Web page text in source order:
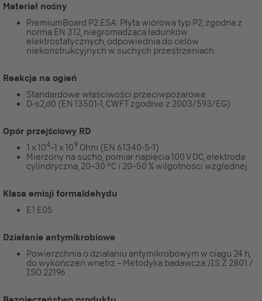
Materiał nośny
PremiumBoard P2 ESA: Płyta wiórowa typ P2, zgodna z
normą EN 312, niegromadząca ładunków
elektrostatycznych, odpowiednia do celów
niekonstrukcyjnych w suchych przestrzeniach.
Reakcja na ogień
Standardowe właściwości przeciwpożarowe
D-s2,d0 (EN 13501-1, CWFT zgodnie z 2003/593/EG)
Opór przejściowy RD
1 x 104–1 x 109 Ohm (EN 61340-5-1)
Mierzony na sucho, pomiar napięcia 100 V DC, elektroda
cylindryczna, 20–30 °C i 20–50 % wilgotności względnej
Klasa emisji formaldehydu
E1 E05
Działanie antymikrobiowe
Powierzchnia o działaniu antymikrobowym w ciągu 24 h,
do wykończeń wnętrz – Metodyka badawcza JIS Z 2801 /
ISO 22196